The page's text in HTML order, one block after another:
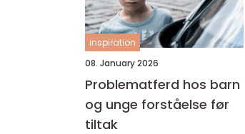
inspiration
08. January 2026
Problematferd hos barn
og unge forståelse før
tiltak